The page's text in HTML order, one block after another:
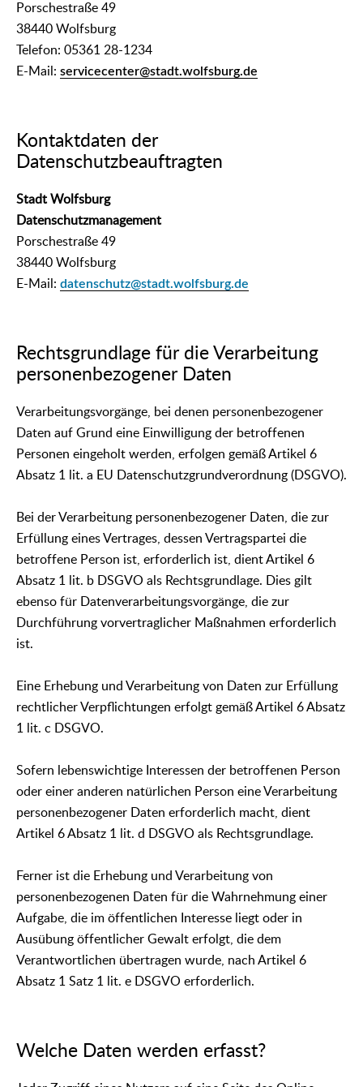
Porschestraße 49
38440 Wolfsburg
Telefon: 05361 28-1234
E-Mail: servicecenter@stadt.wolfsburg.de
Kontaktdaten der
Datenschutzbeauftragten
Stadt Wolfsburg
Datenschutzmanagement
Porschestraße 49
38440 Wolfsburg
E-Mail: datenschutz@stadt.wolfsburg.de
Rechtsgrundlage für die Verarbeitung
personenbezogener Daten
Verarbeitungsvorgänge, bei denen personenbezogener
Daten auf Grund eine Einwilligung der betroffenen
Personen eingeholt werden, erfolgen gemäß Artikel 6
Absatz 1 lit. a EU Datenschutzgrundverordnung (DSGVO).
Bei der Verarbeitung personenbezogener Daten, die zur
Erfüllung eines Vertrages, dessen Vertragspartei die
betroffene Person ist, erforderlich ist, dient Artikel 6
Absatz 1 lit. b DSGVO als Rechtsgrundlage. Dies gilt
ebenso für Datenverarbeitungsvorgänge, die zur
Durchführung vorvertraglicher Maßnahmen erforderlich
ist.
Eine Erhebung und Verarbeitung von Daten zur Erfüllung
rechtlicher Verpflichtungen erfolgt gemäß Artikel 6 Absatz
1 lit. c DSGVO.
Sofern lebenswichtige Interessen der betroffenen Person
oder einer anderen natürlichen Person eine Verarbeitung
personenbezogener Daten erforderlich macht, dient
Artikel 6 Absatz 1 lit. d DSGVO als Rechtsgrundlage.
Ferner ist die Erhebung und Verarbeitung von
personenbezogenen Daten für die Wahrnehmung einer
Aufgabe, die im öffentlichen Interesse liegt oder in
Ausübung öffentlicher Gewalt erfolgt, die dem
Verantwortlichen übertragen wurde, nach Artikel 6
Absatz 1 Satz 1 lit. e DSGVO erforderlich.
Welche Daten werden erfasst?